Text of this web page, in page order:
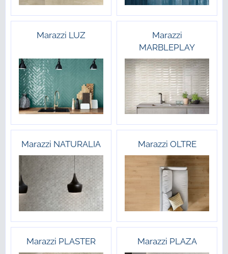
Marazzi LUZ
Marazzi
MARBLEPLAY
Marazzi NATURALIA Marazzi OLTRE
Marazzi PLASTER Marazzi PLAZA